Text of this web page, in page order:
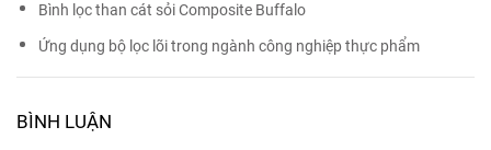
Bình lọc than cát sỏi Composite Buffalo
Ứng dụng bộ lọc lõi trong ngành công nghiệp thực phẩm
BÌNH LUẬN